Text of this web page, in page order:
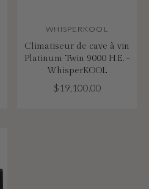
WHISPERKOOL
Climatiseur de cave à vin
Platinum Twin 9000 H.E. -
WhisperKOOL
$19,100.00